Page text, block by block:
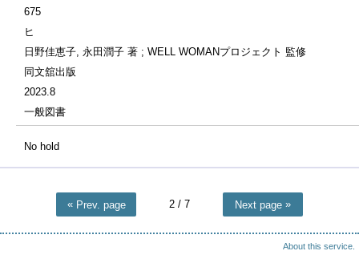
675
ヒ
日野佳恵子, 永田潤子 著 ; WELL WOMANプロジェクト 監修
同文舘出版
2023.8
一般図書
No hold
Prev. page 2 / 7 Next page
About this service.